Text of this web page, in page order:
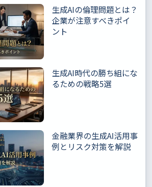
生成AIの倫理問題とは？
企業が注意すべきポイ
ント
生成AI時代の勝ち組にな
るための戦略5選
金融業界の生成AI活用事
例とリスク対策を解説